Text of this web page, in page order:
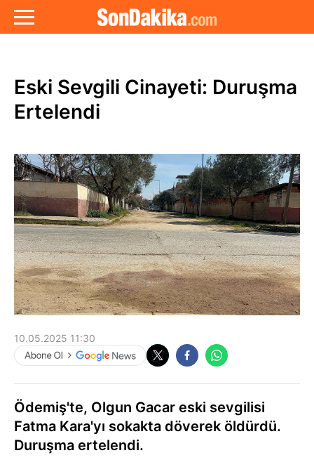
Eski Sevgili Cinayeti: Duruşma
Ertelendi
10.05.2025 11:30
Ödemiş'te, Olgun Gacar eski sevgilisi
Fatma Kara'yı sokakta döverek öldürdü.
Duruşma ertelendi.